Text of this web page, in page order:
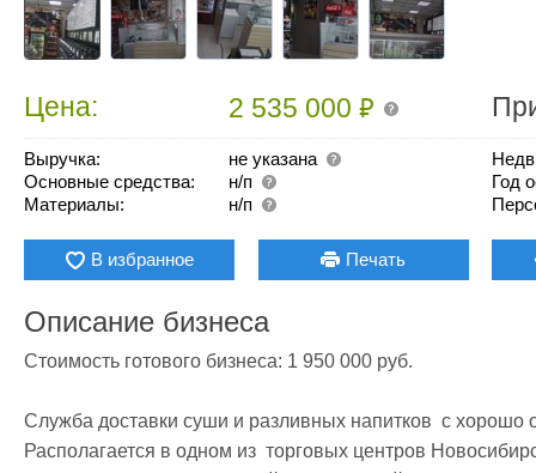
Цена: 2 535 000₽
Выручка:
не указана
Основные средства:
н/п
Материалы:
н/п
Год
В избранное Печать
Описание бизнеса
Стоимость готового бизнеса: 1 950 000 руб.
Служба доставки суши и разливных напитков  с
Располагается в одном из  торговых центров